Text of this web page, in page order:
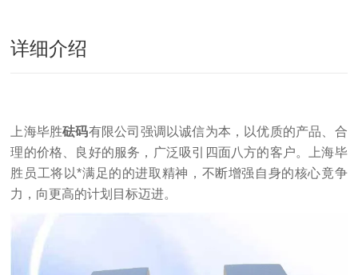
详细介绍
上海毕胜砝码有限公司强调以诚信为本，以优质的产品、合
理的价格、良好的服务，广泛吸引四面八方的客户。上海毕
胜员工将以*满足的的进取精神，不断增强自身的核心竟争
力，向更高的计划目标迈进。